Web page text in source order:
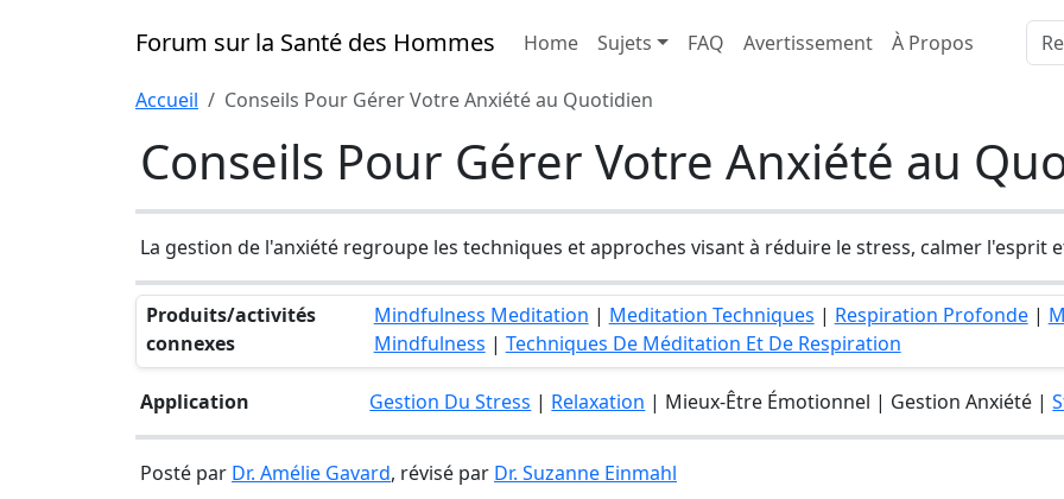
Forum sur la Santé des Hommes Home Sujets FAQ Avertissement À Propos
Accueil Conseils Pour Gérer Votre Anxiété au Quotidien
Conseils Pour Gérer Votre Anxiété au
La gestion de l'anxiété regroupe les techniques et approches visant à réduire le stress, calmer l'esprit
Produits/activités
connexes
Mindfulness Meditation | Meditation Techniques | Respiration Profonde|
Mindfulness | Techniques De Méditation Et De Respiration
Application Gestion Du Stress | Relaxation | Mieux-Être Émotionnel | Gestion Anxiété |
Posté par Dr. Amélie Gavard, révisé par Dr. Suzanne Einmahl